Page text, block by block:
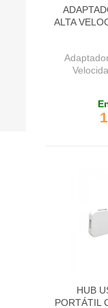
ALTA
HUB
PORTÁTIL